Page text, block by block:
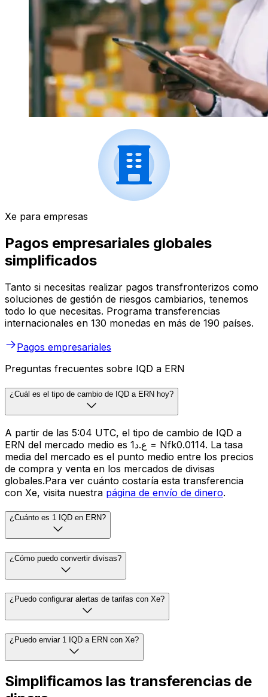
Xe para empresas
Pagos empresariales globales
simplificados
Tanto si necesitas realizar pagos transfronterizos como
soluciones de gestión de riesgos cambiarios, tenemos
todo lo que necesitas. Programa transferencias
internacionales en 130 monedas en más de 190 países.
Pagos empresariales
Preguntas frecuentes sobre IQD a ERN
¿Cuál es el tipo de cambio de IQD a ERN hoy?
A partir de las 5:04 UTC, el tipo de cambio de IQD a
ERN del mercado medio es ع.د1 = Nfk0.0114. La tasa
media del mercado es el punto medio entre los precios
de compra y venta en los mercados de divisas
globales.Para ver cuánto costaría esta transferencia
con Xe, visita nuestra página de envío de dinero.
¿Cuánto es 1 IQD en ERN?
¿Cómo puedo convertir divisas?
¿Puedo configurar alertas de tarifas con Xe?
¿Puedo enviar 1 IQD a ERN con Xe?
Simplificamos las transferencias de